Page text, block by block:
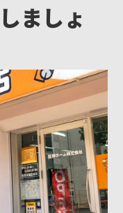
しましょ